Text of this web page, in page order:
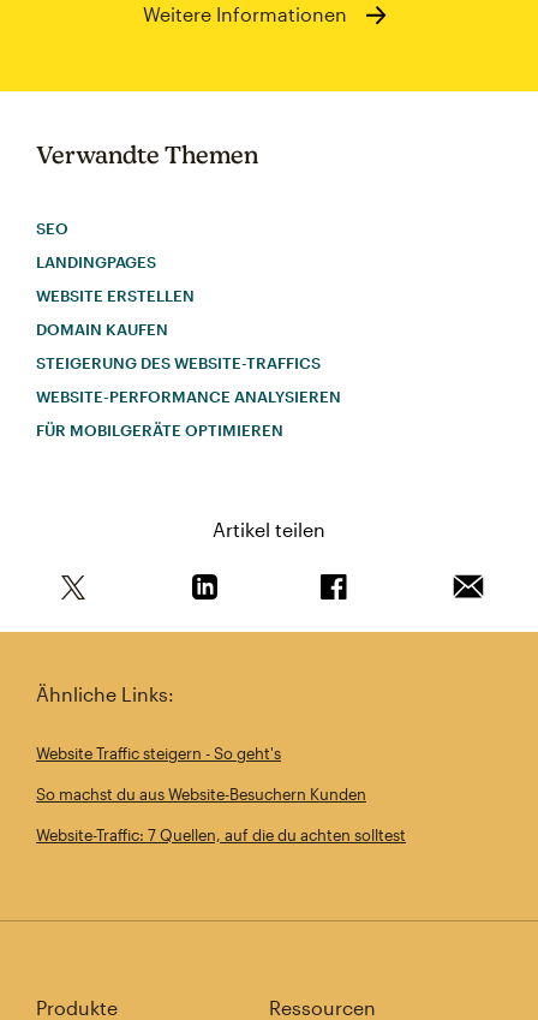
Weitere Informationen
Verwandte Themen
SEO
LANDINGPAGES
WEBSITE ERSTELLEN
DOMAIN KAUFEN
STEIGERUNG DES WEBSITE-TRAFFICS
WEBSITE-PERFORMANCE ANALYSIEREN
FÜR MOBILGERÄTE OPTIMIEREN
Artikel teilen
Ähnliche Links:
Website Traffic steigern - So geht's
So machst du aus Website-Besuchern Kunden
Website-Traffic: 7 Quellen, auf die du achten solltest
Produkte Ressourcen